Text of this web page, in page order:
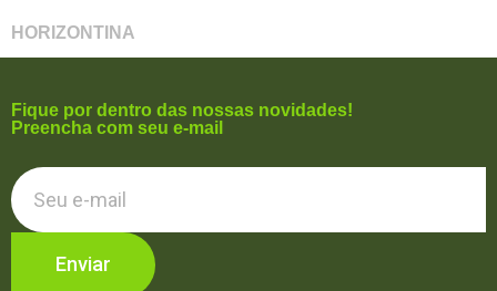
HORIZONTINA
Fique por dentro das nossas novidades!
Preencha com seu e-mail
Enviar